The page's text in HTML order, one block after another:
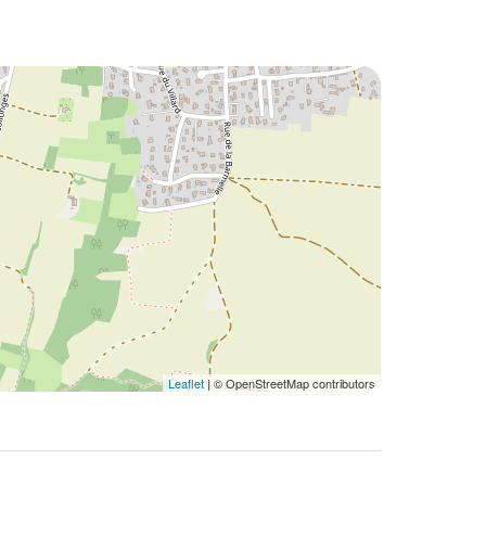
Leaflet| © OpenStreetMap contributors